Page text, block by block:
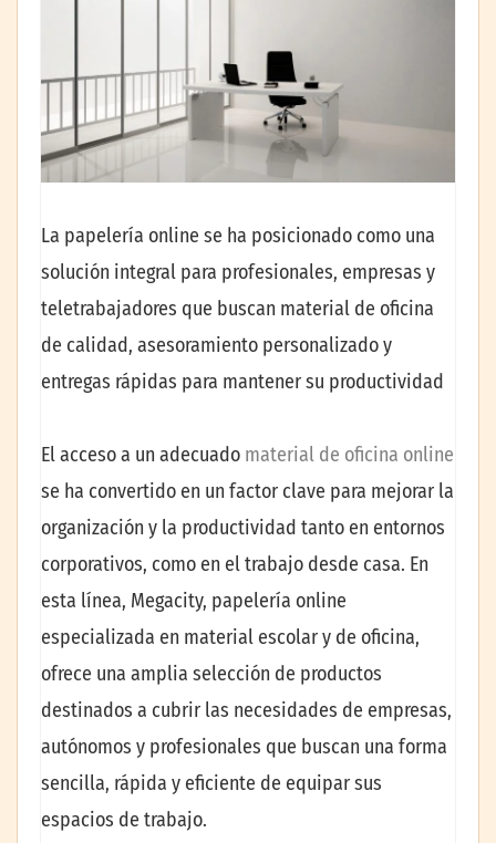
La papelería online se ha posicionado como una
solución integral para profesionales, empresas y
teletrabajadores que buscan material de oficina
de calidad, asesoramiento personalizado y
entregas rápidas para mantener su productividad
El acceso a un adecuado material de oficina online
se ha convertido en un factor clave para mejorar la
organización y la productividad tanto en entornos
corporativos, como en el trabajo desde casa. En
esta línea, Megacity, papelería online
especializada en material escolar y de oficina,
ofrece una amplia selección de productos
destinados a cubrir las necesidades de empresas,
autónomos y profesionales que buscan una forma
sencilla, rápida y eficiente de equipar sus
espacios de trabajo.